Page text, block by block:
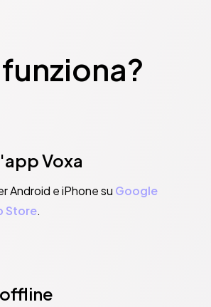
Voxa
Android e iPhone su Google
Store.